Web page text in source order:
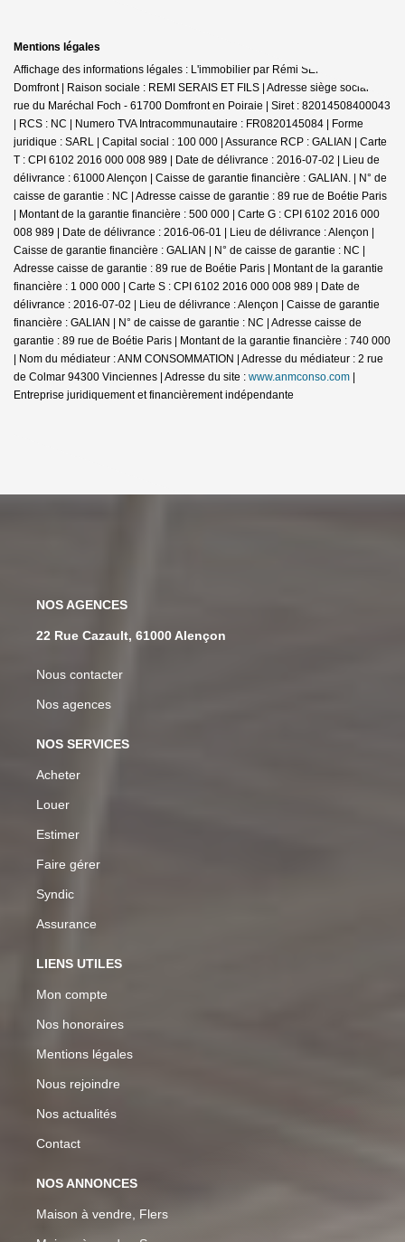
Mentions légales
Affichage des informations légales : L'immobilier par Rémi SERAIS -
Domfront | Raison sociale : REMI SERAIS ET FILS | Adresse siège social : 6
rue du Maréchal Foch - 61700 Domfront en Poiraie | Siret : 82014508400043
| RCS : NC | Numero TVA Intracommunautaire : FR0820145084 | Forme
juridique : SARL | Capital social : 100 000 | Assurance RCP : GALIAN | Carte
T : CPI 6102 2016 000 008 989 | Date de délivrance : 2016-07-02 | Lieu de
délivrance : 61000 Alençon | Caisse de garantie financière : GALIAN. | N° de
caisse de garantie : NC | Adresse caisse de garantie : 89 rue de Boétie Paris
| Montant de la garantie financière : 500 000 | Carte G : CPI 6102 2016 000
008 989 | Date de délivrance : 2016-06-01 | Lieu de délivrance : Alençon |
Caisse de garantie financière : GALIAN | N° de caisse de garantie : NC |
Adresse caisse de garantie : 89 rue de Boétie Paris | Montant de la garantie
financière : 1 000 000 | Carte S : CPI 6102 2016 000 008 989 | Date de
délivrance : 2016-07-02 | Lieu de délivrance : Alençon | Caisse de garantie
financière : GALIAN | N° de caisse de garantie : NC | Adresse caisse de
garantie : 89 rue de Boétie Paris | Montant de la garantie financière : 740 000
| Nom du médiateur : ANM CONSOMMATION | Adresse du médiateur : 2 rue
de Colmar 94300 Vinciennes | Adresse du site : www.anmconso.com |
Entreprise juridiquement et financièrement indépendante
NOS AGENCES
22 Rue Cazault, 61000 Alençon
Nous contacter
Nos agences
NOS SERVICES
Acheter
Louer
Estimer
Faire gérer
Syndic
Assurance
LIENS UTILES
Mon compte
Nos honoraires
Mentions légales
Nous rejoindre
Nos actualités
Contact
NOS ANNONCES
Maison à vendre, Flers